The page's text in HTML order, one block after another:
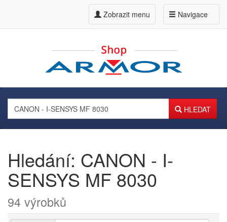
Navigace
Zobrazit menu
HLEDAT
Hledání: CANON - I-
SENSYS MF 8030
94 výrobků